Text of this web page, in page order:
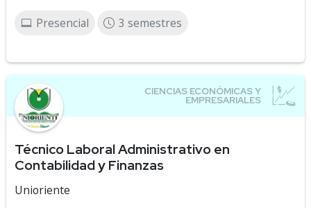
Presencial 3 semestres
Técnico Laboral Administrativo en
Contabilidad y Finanzas
Unioriente